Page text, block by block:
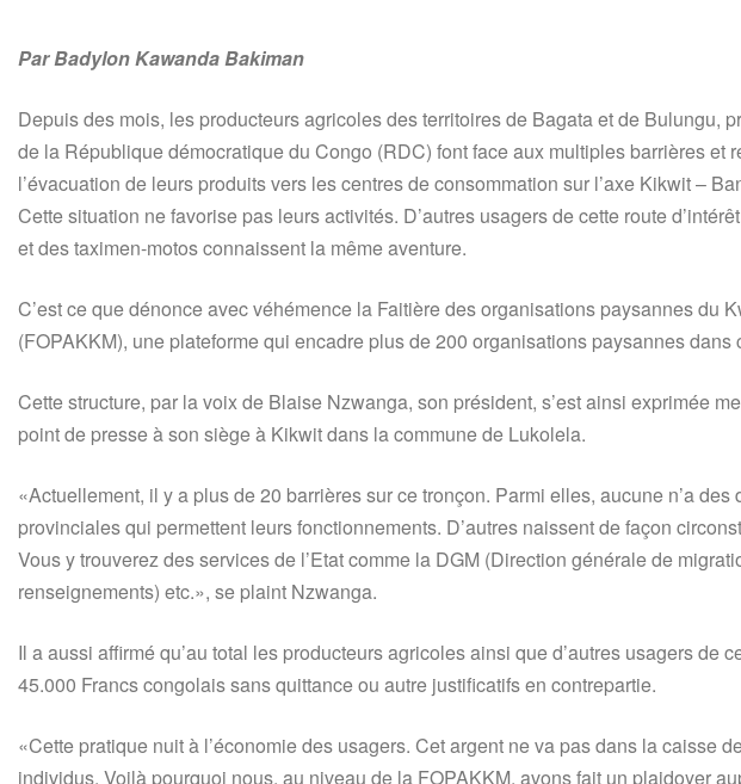
Par Badylon Kawanda Bakiman
Depuis des mois, les producteurs agricoles des territoires de Bagata et de Bulungu,
de la République démocratique du Congo (RDC) font face aux multiples barrières et
l’évacuation de leurs produits vers les centres de consommation sur l’axe Kikwit –
Cette situation ne favorise pas leurs activités. D’autres usagers de cette route
et des taximen-motos connaissent la même aventure.
C’est ce que dénonce avec véhémence la Faitière des organisations paysannes du
(FOPAKKM), une plateforme qui encadre plus de 200 organisations paysannes dans
Cette structure, par la voix de Blaise Nzwanga, son président, s’est ainsi exprimée
point de presse à son siège à Kikwit dans la commune de Lukolela.
«Actuellement, il y a plus de 20 barrières sur ce tronçon. Parmi elles, aucune n’a
provinciales qui permettent leurs fonctionnements. D’autres naissent de façon
Vous y trouverez des services de l’Etat comme la DGM (Direction générale de
renseignements) etc.», se plaint Nzwanga.
Il a aussi affirmé qu’au total les producteurs agricoles ainsi que d’autres usagers de
45.000 Francs congolais sans quittance ou autre justificatifs en contrepartie.
«Cette pratique nuit à l’économie des usagers. Cet argent ne va pas dans la caisse
individus. Voilà pourquoi nous, au niveau de la FOPAKKM, avons fait un plaidoyer